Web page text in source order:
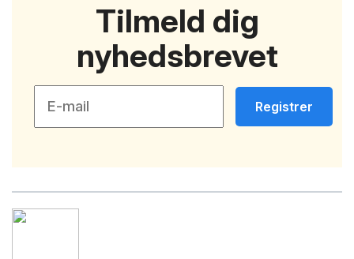
Tilmeld dig
nyhedsbrevet
Registrer